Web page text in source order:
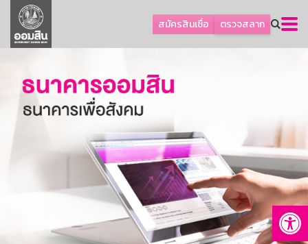
สมัครสินเชื่อ ตรวจสลาก
ลูกค้าธุรกิจ
ลูกค้าผู้ประกอบรายย่อย
ออมเพื่อสุข
เกี่ยวกับธนาคาร
การพัฒนาที่ยั่งยืน
บริการทางการเงิน
ติดต่อเรา